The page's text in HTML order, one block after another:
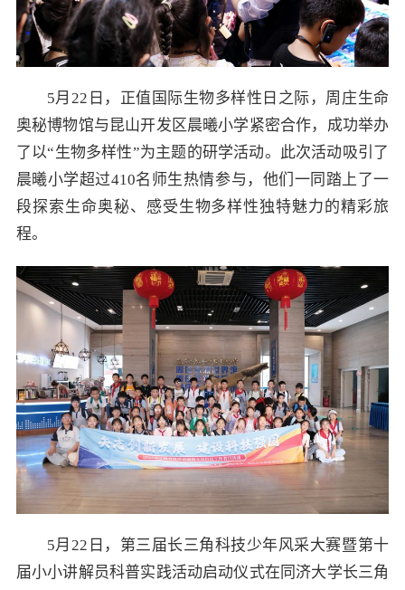
5月22日，正值国际生物多样性日之际，周庄生命
奥秘博物馆与昆山开发区晨曦小学紧密合作，成功举办
了以“生物多样性”为主题的研学活动。此次活动吸引了
晨曦小学超过410名师生热情参与，他们一同踏上了一
段探索生命奥秘、感受生物多样性独特魅力的精彩旅
程。
5月22日，第三届长三角科技少年风采大赛暨第十
届小小讲解员科普实践活动启动仪式在同济大学长三角